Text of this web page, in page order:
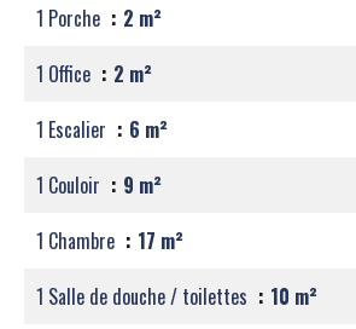
1 Porche
2 m²
1 Office
2 m²
1 Escalier
6 m²
1 Couloir
9 m²
1 Chambre
17 m²
1 Salle de douche / toilettes
10 m²